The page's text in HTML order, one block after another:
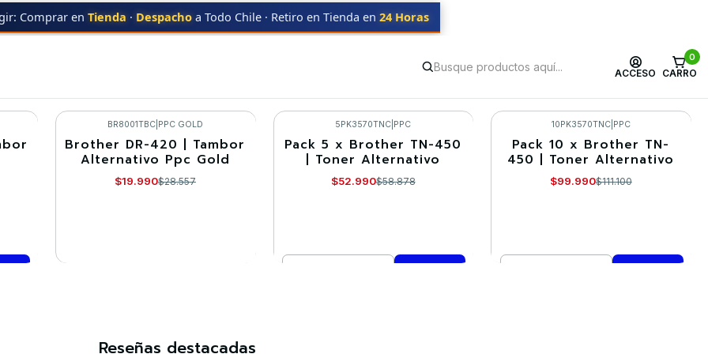
ACCESO
0
CARRO
Comprar en Tienda · Despacho a Todo Chile · Retiro en Tienda en 24 Horas
HL-2240
HL-2240
-30%
BR8001TBC| PPC GOLD
Brother DR-420 | Tambor
Alternativo Ppc Gold
$19.990$28.557
-10%
5PK3570TNC PPC
Pack 5 x Brother TN-450
| Toner Alternativo
$52.990$58.878
-10%
10PK3570TNC| PPC
Pack 10 x Brother TN-
450 | Toner Alternativo
$99.990$111.100
Reseñas destacadas